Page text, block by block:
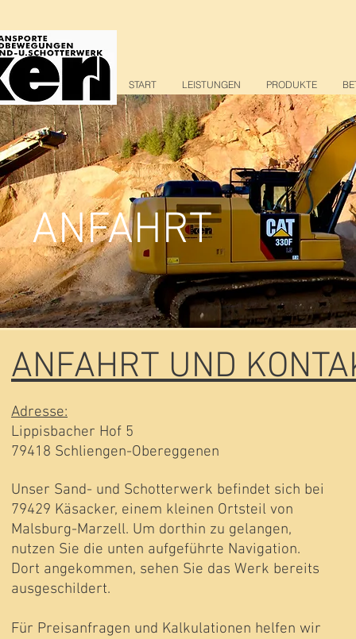
START LEISTUNGEN PRODUKTE
ANFAHRT
ANFAHRT UND
Adresse:
Lippisbacher Hof 5
79418 Schliengen-Obereggenen
Unser Sand- und Schotterwerk befindet sich bei
79429 Käsacker, einem kleinen Ortsteil von
Malsburg-Marzell. Um dorthin zu gelangen,
nutzen Sie die unten aufgeführte Navigation.
Dort angekommen, sehen Sie das Werk bereits
ausgeschildert.
Für Preisanfragen und Kalkulationen helfen wir